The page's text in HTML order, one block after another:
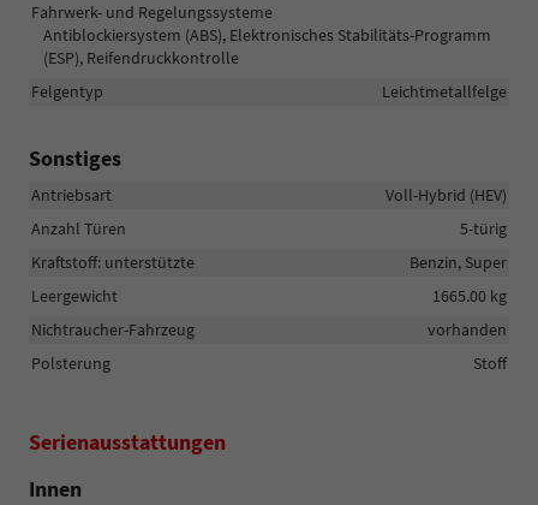
Fahrwerk- und Regelungssysteme
Antiblockiersystem (ABS), Elektronisches Stabilitäts-Programm
(ESP), Reifendruckkontrolle
Felgentyp
Leichtmetallfelge
Sonstiges
Antriebsart
Voll-Hybrid (HEV)
Anzahl Türen
5-türig
Kraftstoff: unterstützte
Benzin, Super
Leergewicht
1665.00 kg
Nichtraucher-Fahrzeug
vorhanden
Polsterung
Stoff
Serienausstattungen
Innen